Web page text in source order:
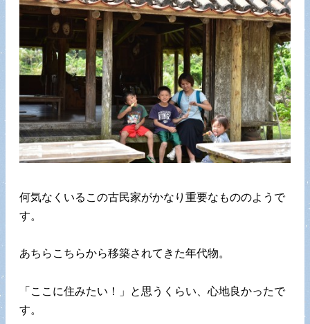
何気なくいるこの古民家がかなり重要なもののようで
す。
あちらこちらから移築されてきた年代物。
「ここに住みたい！」と思うくらい、心地良かったで
す。